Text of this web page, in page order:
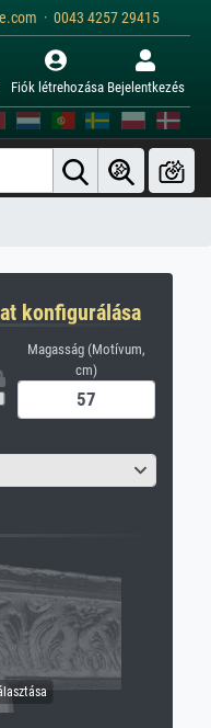
· 0043 4257 29415
Fiók létrehozása Bejelentkezés
konfigurálása
Magasság (Motívum,
cm)